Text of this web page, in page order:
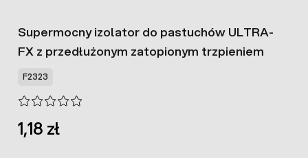
Supermocny izolator do pastuchów ULTRA-
FX z przedłużonym zatopionym trzpieniem
F2323
1,18 zł